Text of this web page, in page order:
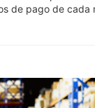
de pago de cada